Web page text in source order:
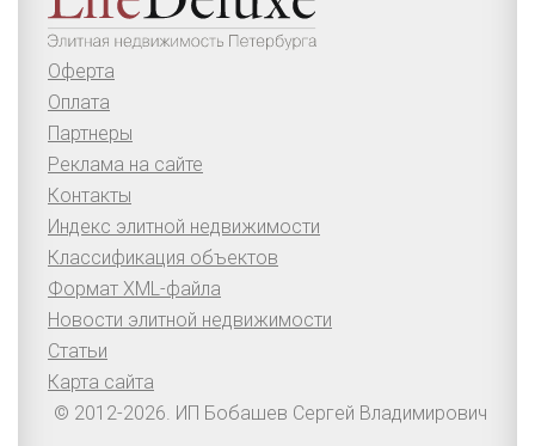
Оферта
Оплата
Партнеры
Реклама на сайте
Контакты
Индекс элитной недвижимости
Классификация объектов
Формат XML-файла
Новости элитной недвижимости
Статьи
Карта сайта
© 2012-2026. ИП Бобашев Сергей Владимирович